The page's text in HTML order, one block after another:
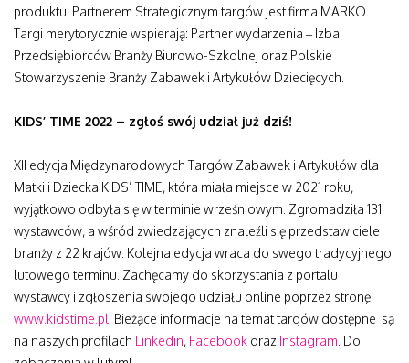
produktu. Partnerem Strategicznym targów jest firma MARKO.
Targi merytorycznie wspierają: Partner wydarzenia – Izba
Przedsiębiorców Branży Biurowo-Szkolnej oraz Polskie
Stowarzyszenie Branży Zabawek i Artykułów Dziecięcych.
KIDS’ TIME 2022 – zgłoś swój udział już dziś!
XII edycja Międzynarodowych Targów Zabawek i Artykułów dla
Matki i Dziecka KIDS’ TIME, która miała miejsce w 2021 roku,
wyjątkowo odbyła się w terminie wrześniowym. Zgromadziła 131
wystawców, a wśród zwiedzających znaleźli się przedstawiciele
branży z 22 krajów. Kolejna edycja wraca do swego tradycyjnego
lutowego terminu. Zachęcamy do skorzystania z portalu
wystawcy i zgłoszenia swojego udziału online poprzez stronę
www.kidstime.pl . Bieżące informacje na temat targów dostępne są
na naszych profilach Linkedin, Facebook oraz Instagram . Do